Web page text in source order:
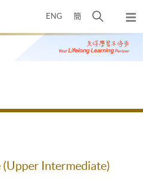
ENG 簡
開
搜
尋
彈
出
主
(Upper Intermediate)